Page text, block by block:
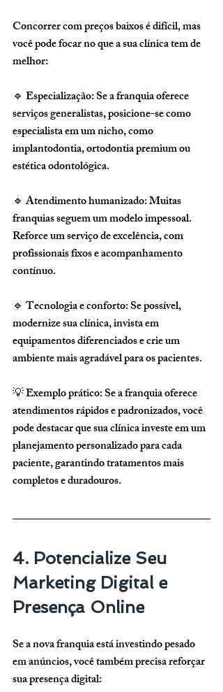
Concorrer com preços baixos é difícil, mas
você pode focar no que a sua clínica tem de
melhor:
🔹 Especialização: Se a franquia oferece
serviços generalistas, posicione-se como
especialista em um nicho, como
implantodontia, ortodontia premium ou
estética odontológica.
🔹 Atendimento humanizado: Muitas
franquias seguem um modelo impessoal.
Reforce um serviço de excelência, com
profissionais fixos e acompanhamento
contínuo.
🔹 Tecnologia e conforto: Se possível,
modernize sua clínica, invista em
equipamentos diferenciados e crie um
ambiente mais agradável para os pacientes.
💡 Exemplo prático: Se a franquia oferece
atendimentos rápidos e padronizados, você
pode destacar que sua clínica investe em um
planejamento personalizado para cada
paciente, garantindo tratamentos mais
completos e duradouros.
4. Potencialize Seu
Marketing Digital e
Presença Online
Se a nova franquia está investindo pesado
em anúncios, você também precisa reforçar
sua presença digital: